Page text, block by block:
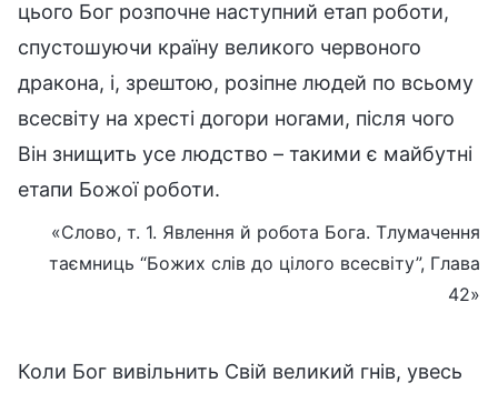
цього Бог розпочне наступний етап роботи,
спустошуючи країну великого червоного
дракона, і, зрештою, розіпне людей по всьому
всесвіту на хресті догори ногами, після чого
Він знищить усе людство – такими є майбутні
етапи Божої роботи.
«Слово, т. 1. Явлення й робота Бога. Тлумачення
таємниць “Божих слів до цілого всесвіту”, Глава
42»
Коли Бог вивільнить Свій великий гнів, увесь